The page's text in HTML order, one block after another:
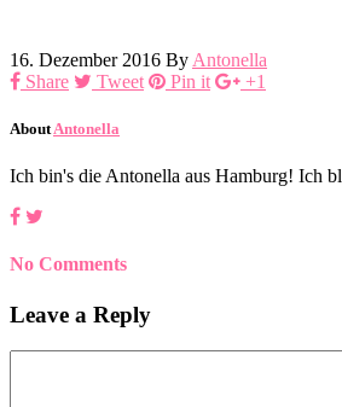
16. Dezember 2016 By Antonella
Share
Tweet Pin it +1
About Antonella
Ich bin's die Antonella aus Hamburg! Ich
No Comments
Leave a Reply